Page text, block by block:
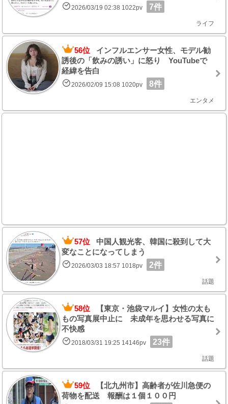
2026/03/19 02:38 1022pv 7件
ライフ
56位 インフルエンサー女性、モデル勧
誘後の「飲みの誘い」に怒り YouTubeで
経緯を告白
2026/02/09 15:08 1020pv 8件
エンタメ
57位 中国人観光客、韓国に殺到して大
変なことになってしまう
2026/03/03 18:57 1018pv 2件
話題
58位 【東京・池袋マルイ】女性の太も
もの写真展中止に 未成年を思わせる写真に
不快感
2018/03/31 19:25 14146pv 23件
話題
59位 【北九州市】高齢者が佐川急便の
荷物を配送 報酬は１個１００円